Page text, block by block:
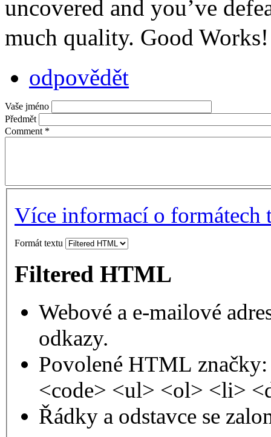
uncovered and you’ve
much quality. Good
odpovědět
Vaše jméno
Předmět
Comment *
Více informací o formátech
Formát textu
Filtered HTML
Webové a e-mailové
odkazy.
Povolené HTML
<code> <ul> <ol> <li>
Řádky a odstavce se